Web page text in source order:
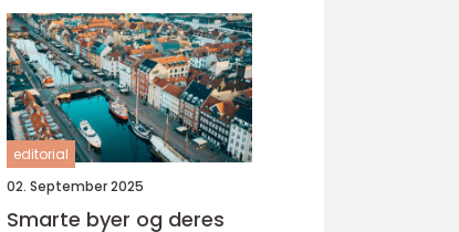
editorial
02. September 2025
Smarte byer og deres